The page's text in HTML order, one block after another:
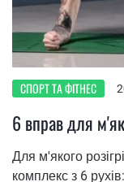
СПОРТ ТА ФІТНЕС
6 вправ для
Для м'якого
комплекс з 6